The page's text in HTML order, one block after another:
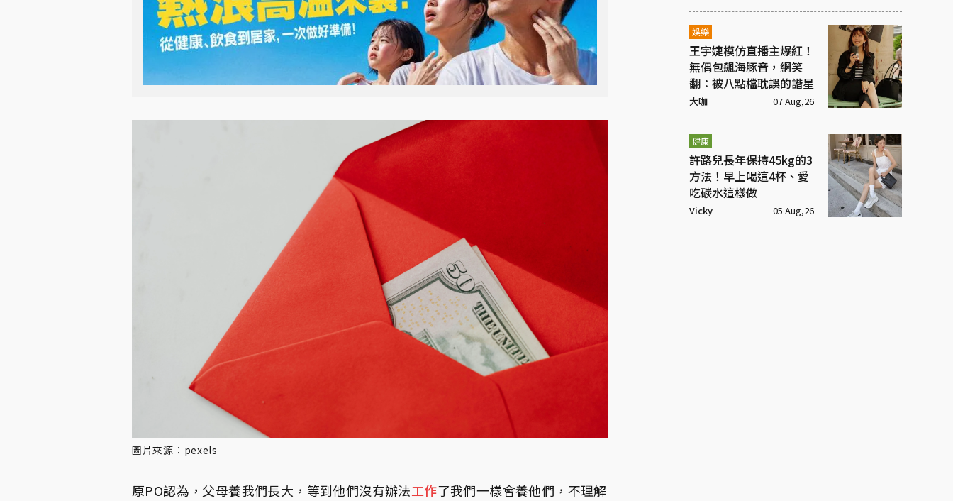
圖片來源：pexels
原PO認為，父母養我們長大，等到他們沒有辦法工作了我們一樣會養他們，不理解
娛樂
王宇婕模仿直播主爆紅！
無偶包飆海豚音，網笑
翻：被八點檔耽誤的諧星
大咖 07 Aug,26
健康
許路兒長年保持45kg的3
方法！早上喝這4杯、愛
吃碳水這樣做
Vicky 05 Aug,26